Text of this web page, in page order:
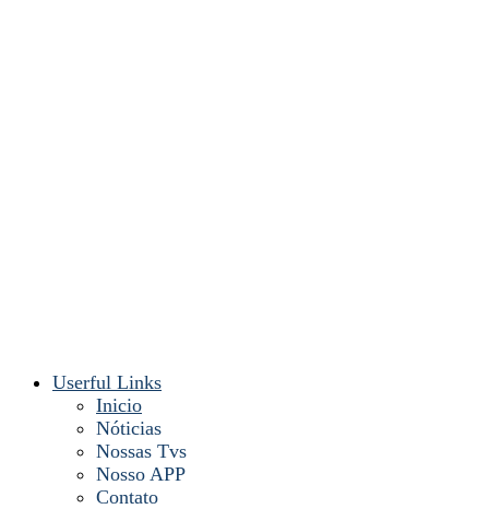
Userful Links
Inicio
Nóticias
Nossas Tvs
Nosso APP
Contato